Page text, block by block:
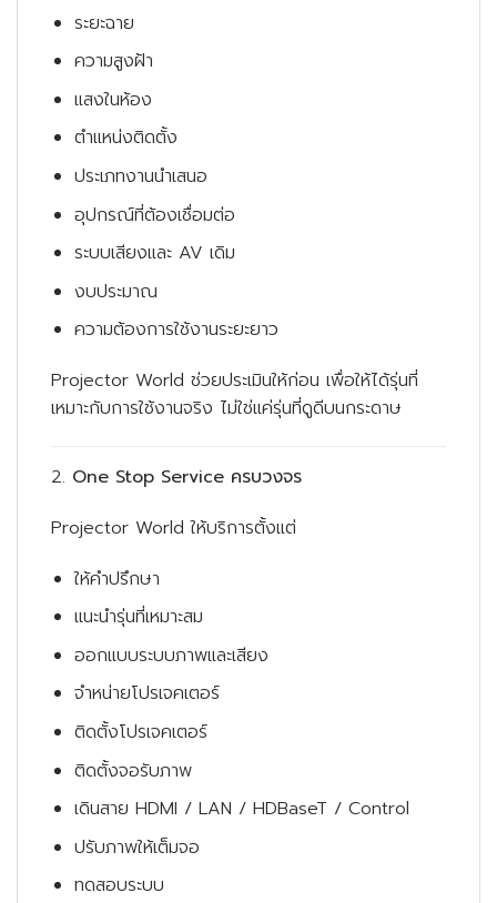
ระยะฉาย
ความสูงฝ้า
แสงในห้อง
ตำแหน่งติดตั้ง
ประเภทงานนำเสนอ
อุปกรณ์ที่ต้องเชื่อมต่อ
ระบบเสียงและ AV เดิม
งบประมาณ
ความต้องการใช้งานระยะยาว
Projector World ช่วยประเมินให้ก่อน เพื่อให้ได้รุ่นที่
เหมาะกับการใช้งานจริง ไม่ใช่แค่รุ่นที่ดูดีบนกระดาษ
2. One Stop Service ครบวงจร
Projector World ให้บริการตั้งแต่
ให้คำปรึกษา
แนะนำรุ่นที่เหมาะสม
ออกแบบระบบภาพและเสียง
จำหน่ายโปรเจคเตอร์
ติดตั้งโปรเจคเตอร์
ติดตั้งจอรับภาพ
เดินสาย HDMI / LAN / HDBaseT / Control
ปรับภาพให้เต็มจอ
ทดสอบระบบ